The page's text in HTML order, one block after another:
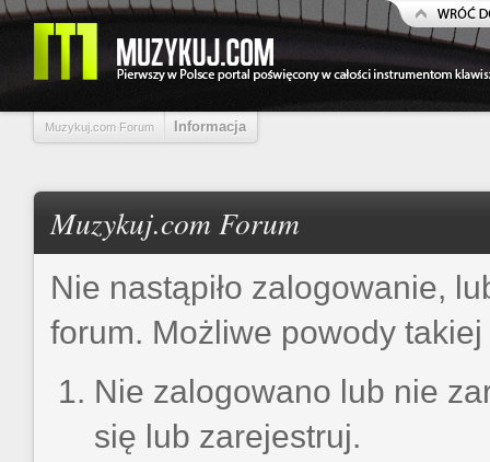
Muzykuj.com Forum Informacja
Muzykuj.com Forum
Nie nastąpiło zalogowanie,
forum. Możliwe powody
Nie zalogowano lub nie
się lub zarejestruj.